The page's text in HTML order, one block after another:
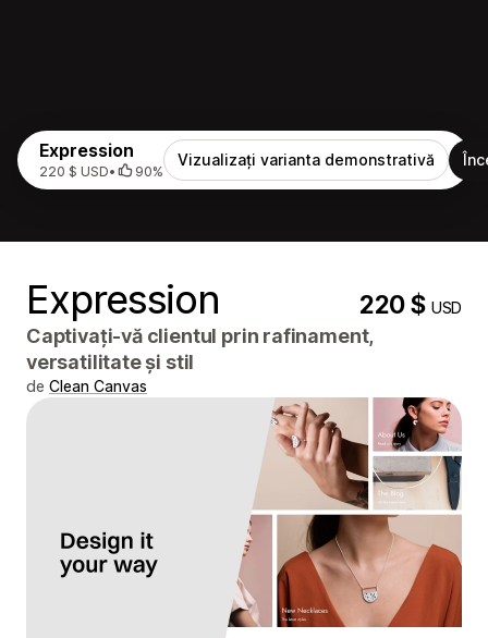
Expression
220 $ USD• 90%
Vizualizați varianta demonstrativă
Expression 220 $USD
Captivați-vă clientul prin rafinament,
versatilitate și stil
de Clean Canvas